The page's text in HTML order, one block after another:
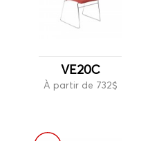
VE20C
À partir de 732$